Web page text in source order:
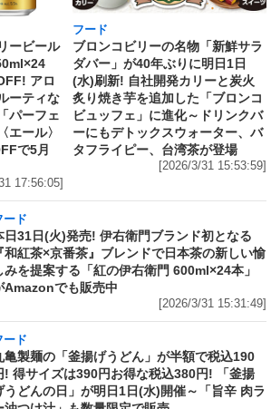
ービール
アロ
ーティな
パーフェ
エール〉
で5月
17:56:05]
フード
ブロンコビリーの名物「新鮮サラ
ダバー」が40年ぶりに明日1日
(水)刷新! 自社開発カリーと炭火
炙り焼き芋を追加した「ブロンコ
ビュッフェ」に進化～ドリンクバ
ーにもデトックスウォーター、バ
タフライピー、台湾茶が登場
[2026/3/31 15:53:59]
ード
日31日(火)発売! 伊右衛門ブランド初となる
『和紅茶×京番茶』ブレンドで日本茶の新しい愉
みを提案する「紅の伊右衛門 600ml×24本」
Amazonでも販売中
[2026/3/31 15:31:49]
ード
亀製麺の「釜揚げうどん」が半額で税込190
! 得サイズは390円お得な税込380円! 「釜揚
うどんの日」が明日1日(水)開催～「旨辛 肉ラ